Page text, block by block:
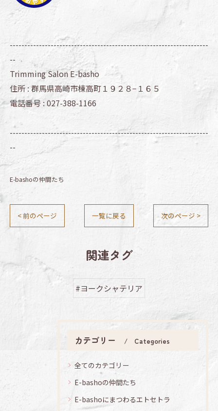
--------------------------------------------------------------------
--
Trimming Salon E-basho
住所 :群馬県高崎市棟高町１９２８−１６５
電話番号 :027-388-1166
--------------------------------------------------------------------
--
E-bashoの仲間たち
< 前のページ 一覧に戻る 次のページ >
関連タグ
#ヨークシャテリア
カテゴリー Categories
全てのカテゴリー
E-bashoの仲間たち
E-bashoにまつわるエトセトラ